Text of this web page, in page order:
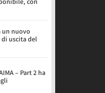
un nuovo
di uscita del
– Part 2 ha